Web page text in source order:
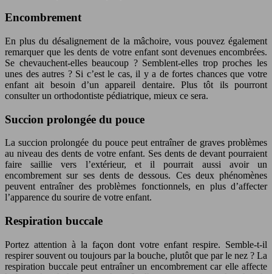
Encombrement
En plus du désalignement de la mâchoire, vous pouvez également
remarquer que les dents de votre enfant sont devenues encombrées.
Se chevauchent-elles beaucoup ? Semblent-elles trop proches les
unes des autres ? Si c’est le cas, il y a de fortes chances que votre
enfant ait besoin d’un appareil dentaire. Plus tôt ils pourront
consulter un orthodontiste pédiatrique, mieux ce sera.
Succion prolongée du pouce
La succion prolongée du pouce peut entraîner de graves problèmes
au niveau des dents de votre enfant. Ses dents de devant pourraient
faire saillie vers l’extérieur, et il pourrait aussi avoir un
encombrement sur ses dents de dessous. Ces deux phénomènes
peuvent entraîner des problèmes fonctionnels, en plus d’affecter
l’apparence du sourire de votre enfant.
Respiration buccale
Portez attention à la façon dont votre enfant respire. Semble-t-il
respirer souvent ou toujours par la bouche, plutôt que par le nez ? La
respiration buccale peut entraîner un encombrement car elle affecte